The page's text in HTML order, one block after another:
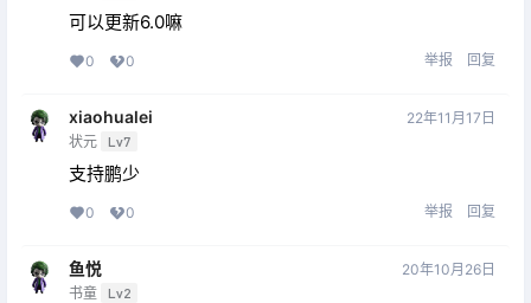
可以更新6.0嘛
0 0 举报 回复
xiaohualei
状元 Lv7
22年11月17日
支持鹏少
0 0 举报 回复
鱼悦
书童 Lv2
20年10月26日